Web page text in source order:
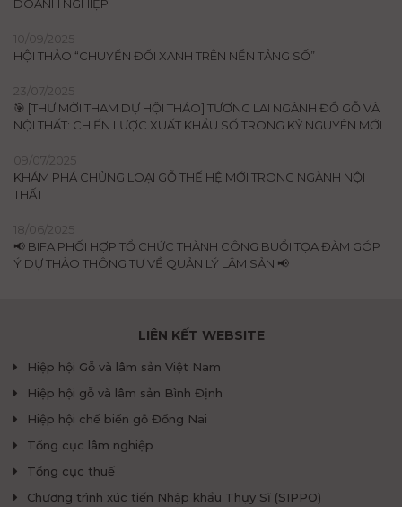
DOANH NGHIỆP
10/09/2025
HỘI THẢO “CHUYỂN ĐỔI XANH TRÊN NỀN TẢNG SỐ”
23/07/2025
🎯 [THƯ MỜI THAM DỰ HỘI THẢO] TƯƠNG LAI NGÀNH ĐỒ GỖ VÀ
NỘI THẤT: CHIẾN LƯỢC XUẤT KHẨU SỐ TRONG KỶ NGUYÊN MỚI
09/07/2025
KHÁM PHÁ CHỦNG LOẠI GỖ THẾ HỆ MỚI TRONG NGÀNH NỘI
THẤT
18/06/2025
📢 BIFA PHỐI HỢP TỔ CHỨC THÀNH CÔNG BUỔI TỌA ĐÀM GÓP
Ý DỰ THẢO THÔNG TƯ VỀ QUẢN LÝ LÂM SẢN 📢
LIÊN KẾT WEBSITE
Hiệp hội Gỗ và lâm sản Việt Nam
Hiệp hội gỗ và lâm sản Bình Định
Hiệp hội chế biến gỗ Đồng Nai
Tổng cục lâm nghiệp
Tổng cục thuế
Chương trình xúc tiến Nhập khẩu Thụy Sĩ (SIPPO)